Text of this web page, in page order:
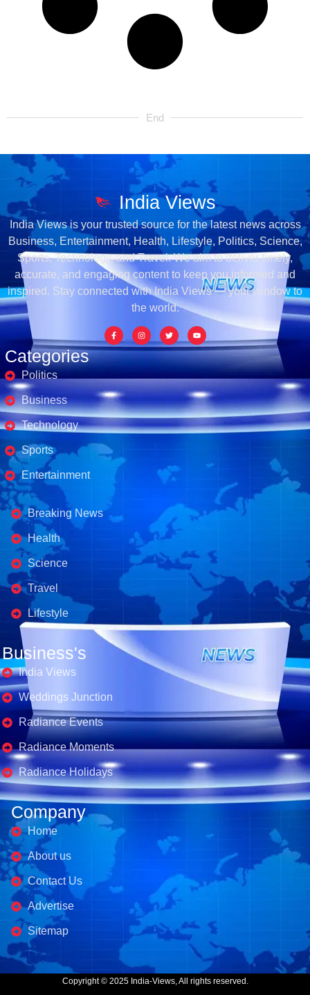
End
Categories
Politics
Business
Technology
Sports
Entertainment
Business's
Breaking News
Health
Science
Travel
Lifestyle
Business's
India Views
Weddings Junction
Radiance Events
Radiance Moments
Radiance Holidays
Company
Home
About us
Contact Us
Advertise
Sitemap
India Views
India Views is your trusted source for the latest news across
Business, Entertainment, Health, Lifestyle, Politics, Science,
Sports, Technology, and Travel. We aim to deliver timely,
accurate, and engaging content to keep you informed and
inspired. Stay connected with India Views — your window to
the world.
Copyright © 2025 India-Views, All rights reserved.